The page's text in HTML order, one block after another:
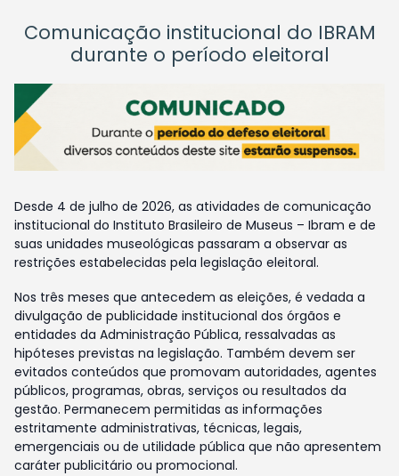
Comunicação institucional do IBRAM
durante o período eleitoral
Desde 4 de julho de 2026, as atividades de comunicação
institucional do Instituto Brasileiro de Museus – Ibram e de
suas unidades museológicas passaram a observar as
restrições estabelecidas pela legislação eleitoral.
Nos três meses que antecedem as eleições, é vedada a
divulgação de publicidade institucional dos órgãos e
entidades da Administração Pública, ressalvadas as
hipóteses previstas na legislação. Também devem ser
evitados conteúdos que promovam autoridades, agentes
públicos, programas, obras, serviços ou resultados da
gestão. Permanecem permitidas as informações
estritamente administrativas, técnicas, legais,
emergenciais ou de utilidade pública que não apresentem
caráter publicitário ou promocional.